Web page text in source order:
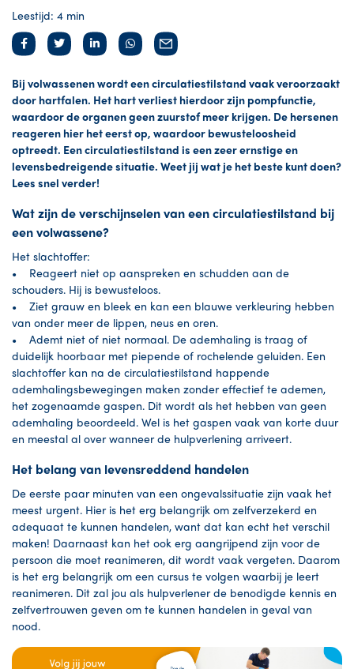
Leestijd: 4 min
Bij volwassenen wordt een circulatiestilstand vaak veroorzaakt
door hartfalen. Het hart verliest hierdoor zijn pompfunctie,
waardoor de organen geen zuurstof meer krijgen. De hersenen
reageren hier het eerst op, waardoor bewusteloosheid
optreedt. Een circulatiestilstand is een zeer ernstige en
levensbedreigende situatie. Weet jij wat je het beste kunt doen?
Lees snel verder!
Wat zijn de verschijnselen van een circulatiestilstand bij
een volwassene?
Het slachtoffer:
• Reageert niet op aanspreken en schudden aan de
schouders. Hij is bewusteloos.
• Ziet grauw en bleek en kan een blauwe verkleuring hebben
van onder meer de lippen, neus en oren.
• Ademt niet of niet normaal. De ademhaling is traag of
duidelijk hoorbaar met piepende of rochelende geluiden. Een
slachtoffer kan na de circulatiestilstand happende
ademhalingsbewegingen maken zonder effectief te ademen,
het zogenaamde gaspen. Dit wordt als het hebben van geen
ademhaling beoordeeld. Wel is het gaspen vaak van korte duur
en meestal al over wanneer de hulpverlening arriveert.
Het belang van levensreddend handelen
De eerste paar minuten van een ongevalssituatie zijn vaak het
meest urgent. Hier is het erg belangrijk om zelfverzekerd en
adequaat te kunnen handelen, want dat kan echt het verschil
maken! Daarnaast kan het ook erg aangrijpend zijn voor de
persoon die moet reanimeren, dit wordt vaak vergeten. Daarom
is het erg belangrijk om een cursus te volgen waarbij je leert
reanimeren. Dit zal jou als hulpverlener de benodigde kennis en
zelfvertrouwen geven om te kunnen handelen in geval van
nood.